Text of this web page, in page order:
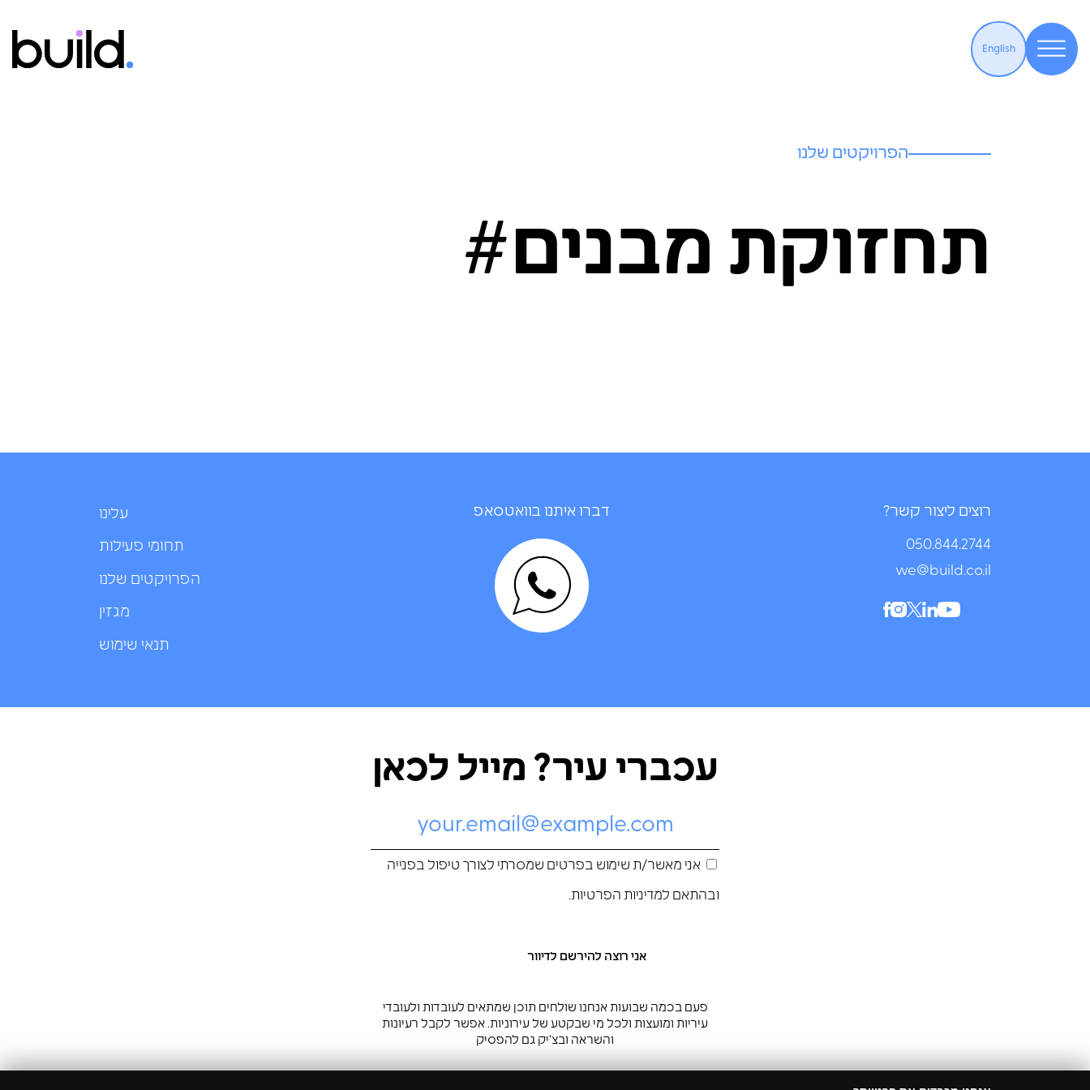
English
הפרויקטים שלנו
תחזוקת מבנים#
עלינו
תחומי פעילות
הפרויקטים שלנו
מגזין
תנאי שימוש
דברו איתנו בוואטסאפ רוצים ליצור קשר?
050.844.2744⁩
we@build.co.il
עכברי עיר? מייל לכאן
אני מאשר/ת שימוש בפרטים שמסרתי לצורך טיפול בפנייה
ובהתאם למדיניות הפרטיות.
פעם בכמה שבועות אנחנו שולחים תוכן שמתאים לעובדות ולעובדי
עיריות ומועצות ולכל מי שבקטע של עירוניות. אפשר לקבל רעיונות
והשראה ובצ’יק גם להפסיק